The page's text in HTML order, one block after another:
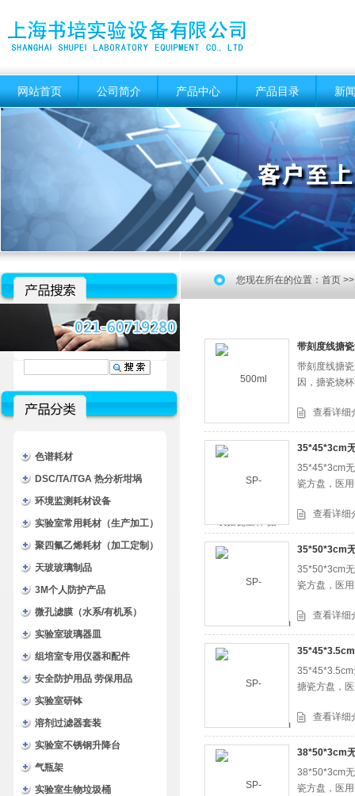
网站首页 公司简介 产品中心 产品目录 新
色谱耗材
DSC/TA/TGA 热分析坩埚
环境监测耗材设备
实验室常用耗材（生产加工）
聚四氟乙烯耗材（加工定制）
天玻玻璃制品
3M个人防护产品
微孔滤膜（水系/有机系）
实验室玻璃器皿
组培室专用仪器和配件
安全防护用品 劳保用品
实验室研钵
溶剂过滤器套装
实验室不锈钢升降台
气瓶架
实验室生物垃圾桶
您现在所在的位置： 首页
带刻度线搪
带刻度线搪
因，搪瓷烧
查看详细
35*45*3cm
35*45*3cm
瓷方盘，医
查看详细
35*50*3cm
35*50*3cm
瓷方盘，医
查看详细
35*45*3.5cm
搪瓷方盘，
查看详细
38*50*3cm
38*50*3cm
瓷方盘，医